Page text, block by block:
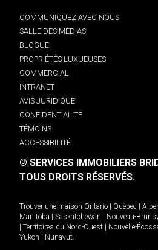
COMMUNIQUEZ AVEC NOUS
SALLE DES MÉDIAS
BLOGUE
PROPRIÉTÉS LUXUEUSES
COMMERCIAL
INTRANET
AVIS JURIDIQUE
CONFIDENTIALITÉ
TÉMOINS
ACCESSIBILITÉ
© SERVICES IMMOBILIERS
TOUS DROITS RÉSERVÉS.
Trouver une maison Ontario Québec
Manitoba
Saskatchewan Nouveau-
Territoires du Nord-Ouest Nouvelle-
Yukon
Nunavut.